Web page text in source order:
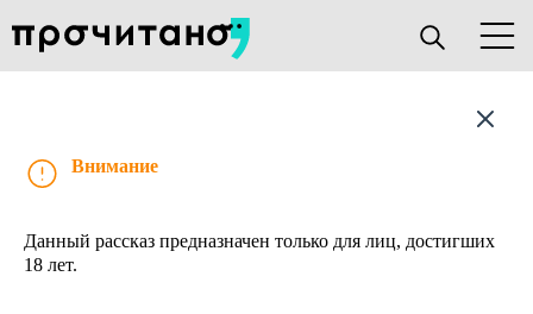
Внимание
Данный рассказ предназначен только для лиц, достигших
18 лет.